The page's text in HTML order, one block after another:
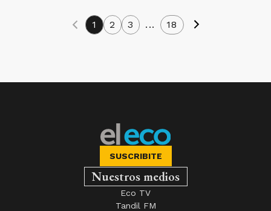
1 2 3 ... 18
SUSCRIBITE
Nuestros medios
Eco TV
Tandil FM